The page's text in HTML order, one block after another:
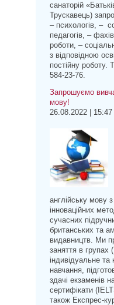
санаторій
Трускавець)
– психологів, –
педагогів, –
роботи, –
з відповідною
постійну роботу.
584-23-76.
Запрошуємо
мову!
26.08.2022 | 15:47
англійську мову
інноваційних
сучасних
британських та
видавництв. Ми
заняття в групах
індивідуальне та
навчання,
здачі екзаменів
сертифікати
також Експрес-